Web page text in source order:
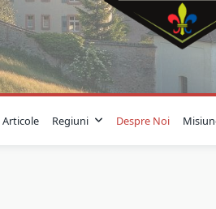
Articole Regiuni Despre Noi